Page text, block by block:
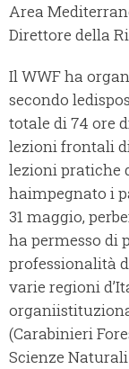
Area
Direttore della
Il WWF ha
secondo
totale di 74 ore
lezioni frontali
lezioni pratiche
haimpegnato i
31 maggio,
ha permesso di
professionalità
varie regioni
(Carabinieri
Scienze